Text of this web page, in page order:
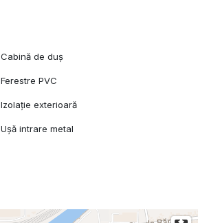
Cabină de duș
Ferestre PVC
Izolație exterioară
Ușă intrare metal